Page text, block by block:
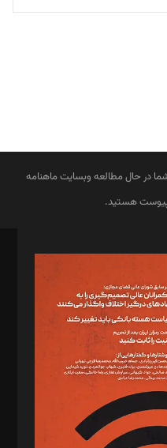
در حال مطالعه وبسایت ماهنامه
هستید.
امان‌پور، سروش کرمیان،